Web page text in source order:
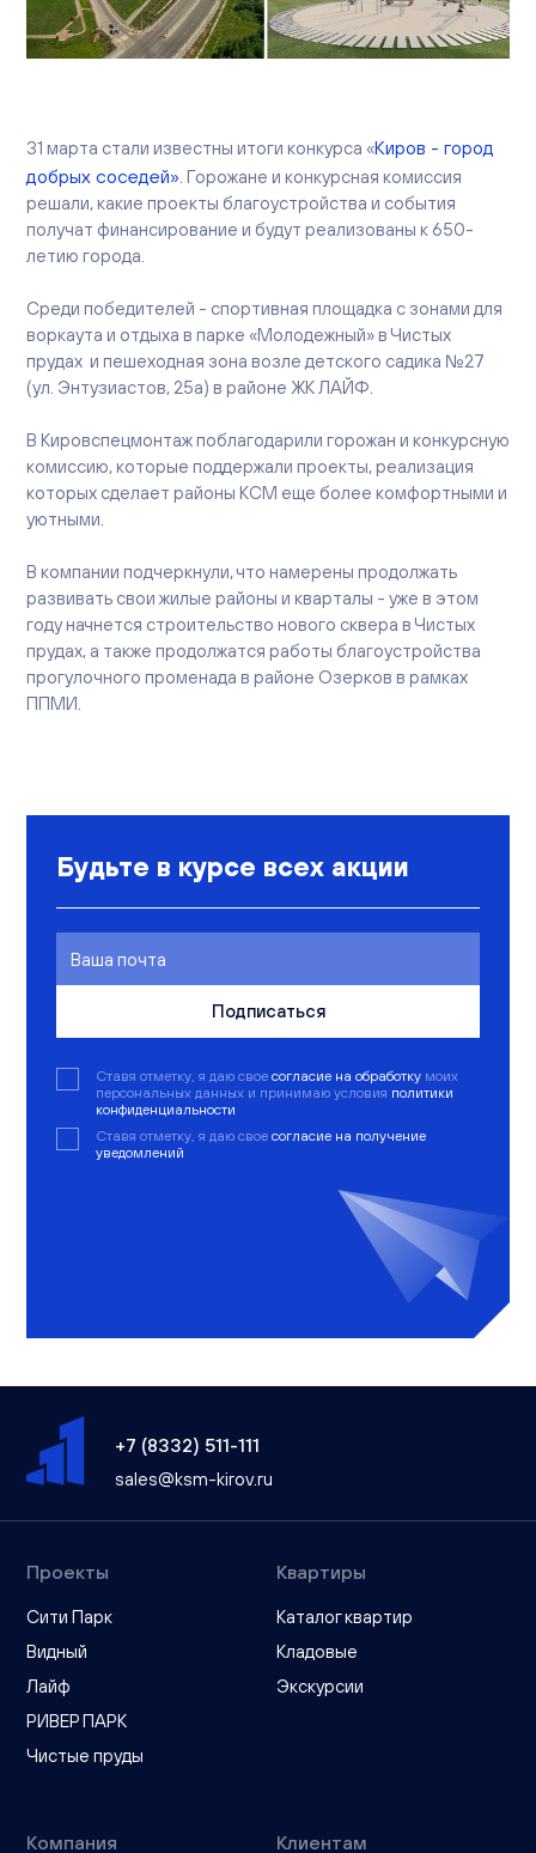
Вакансии
Офисы продаж
Контакты
31 марта стали известны итоги конкурса «Киров - город
добрых соседей». Горожане и конкурсная комиссия
решали, какие проекты благоустройства и события
получат финансирование и будут реализованы к 650-
летию города.
Среди победителей - спортивная площадка с зонами для
воркаута и отдыха в парке «Молодежный» в Чистых
прудах и пешеходная зона возле детского садика №27
(ул. Энтузиастов, 25а) в районе ЖК ЛАЙФ.
В Кировспецмонтаж поблагодарили горожан и конкурсную
комиссию, которые поддержали проекты, реализация
которых сделает районы КСМ еще более комфортными и
уютными.
В компании подчеркнули, что намерены продолжать
развивать свои жилые районы и кварталы - уже в этом
году начнется строительство нового сквера в Чистых
прудах, а также продолжатся работы благоустройства
прогулочного променада в районе Озерков в рамках
ППМИ.
Будьте в курсе всех акции
Подписаться
Ставя отметку, я даю свое согласие на обработку моих
персональных данных и принимаю условия политики
конфиденциальности
Ставя отметку, я даю свое согласие на получение
уведомлений
+7 (8332) 511-111
sales@ksm-kirov.ru
Проекты
Сити Парк
Видный
Лайф
РИВЕР ПАРК
Чистые пруды
Квартиры
Каталог квартир
Кладовые
Экскурсии
Компания Клиентам